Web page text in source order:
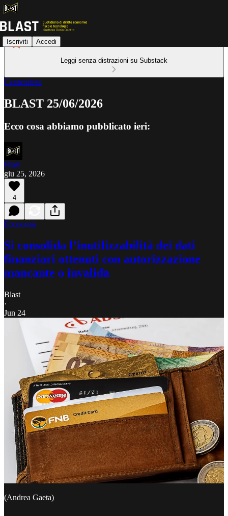
Iscriviti Accedi
Leggi senza distrazioni su Substack
Contenitore
BLAST 25/06/2026
Ecco cosa abbiamo pubblicato ieri:
Blast
giu 25, 2026
4
Economia
Si consolida l’inutilizzabilità dei dati
finanziari ottenuti con autorizzazione
mancante o invalida
Blast
·
Jun 24
(Andrea Gaeta)